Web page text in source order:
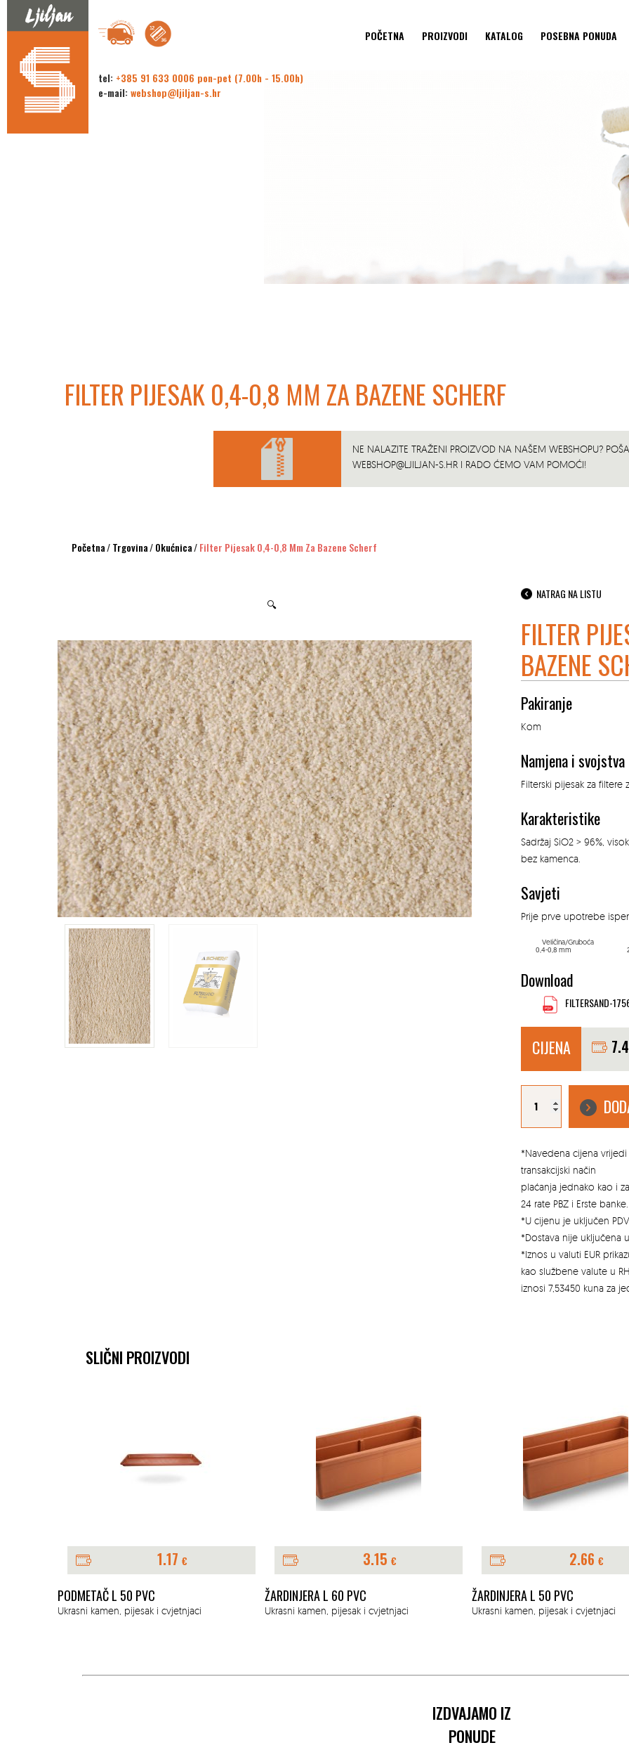
tel: +385 91 633 0006 pon-pet (7.00h - 15.00h)
e-mail: webshop@ljiljan-s.hr
POČETNA PROIZVODI KATALOG POSEBNA PONUDA
FILTER PIJESAK 0,4-0,8 MM ZA BAZENE SCHERF
NE NALAZITE TRAŽENI PROIZVOD NA NAŠEM WEBSHOPU?
WEBSHOP@LJILJAN-S.HRI RADO ĆEMO VAM POMOĆI!
Početna/Trgovina/Okućnica/Filter Pijesak 0,4-0,8 Mm Za Bazene Scherf
🔍
NATRAG NA LISTU
FILTER
BAZENE
Pakiranje
Kom
Namjena i svojstva
Filterski pijesak za filtere
Karakteristike
Sadržaj SiO2 > 96%,
bez kamenca.
Savjeti
Prije prve upotrebe
Veličina/Gruboća
0,4-0,8 mm
Download
FILTERSAND-
CIJENA
Filter
za
količina
*Navedena cijena vrijedi
transakcijski način
plaćanja jednako kao i
24 rate PBZ i Erste banke.
*U cijenu je uključen PDV.
*Dostava nije uključena
*Iznos u valuti EUR
kao službene valute u
iznosi 7,53450 kuna za
SLIČNI PROIZVODI
3.15 €
ŽARDINJERA L 60 PVC
Ukrasni kamen, pijesak i cvjetnjaci
2.66 €
ŽARDINJERA L 50 PVC
Ukrasni kamen, pijesak i cvjetnjaci
91.94 €
CVJETNJAK ECHIUM L
Ukrasni kamen, pijesak i cvjetnjaci
IZDVAJAMO IZ
PONUDE